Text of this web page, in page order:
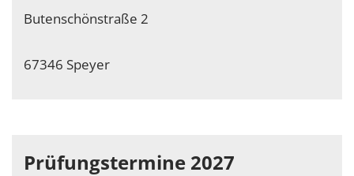
Butenschönstraße 2
67346 Speyer
Prüfungstermine 2027